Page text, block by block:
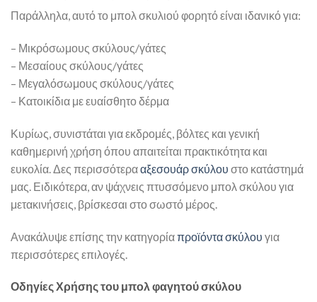
Παράλληλα, αυτό το μπολ σκυλιού φορητό είναι ιδανικό για:
– Μικρόσωμους σκύλους/γάτες
– Μεσαίους σκύλους/γάτες
– Μεγαλόσωμους σκύλους/γάτες
– Κατοικίδια με ευαίσθητο δέρμα
Κυρίως, συνιστάται για εκδρομές, βόλτες και γενική
καθημερινή χρήση όπου απαιτείται πρακτικότητα και
ευκολία. Δες περισσότερααξεσουάρ σκύλου στο κατάστημά
μας. Ειδικότερα, αν ψάχνεις πτυσσόμενο μπολ σκύλου για
μετακινήσεις, βρίσκεσαι στο σωστό μέρος.
Ανακάλυψε επίσης την κατηγορίαπροϊόντα σκύλου για
περισσότερες επιλογές.
Οδηγίες Χρήσης του μπολ φαγητού σκύλου